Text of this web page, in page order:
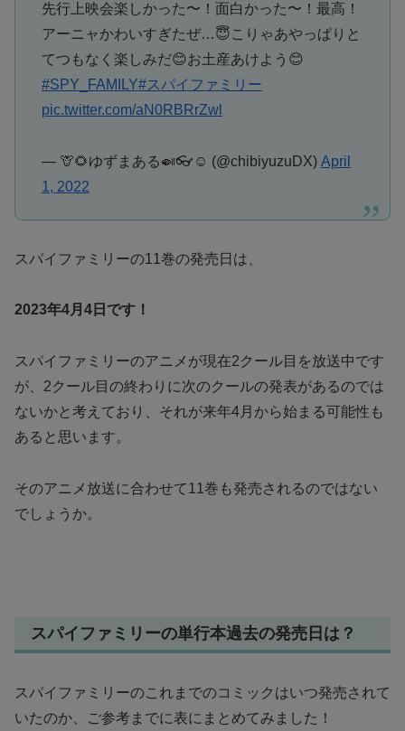
先行上映会楽しかった〜！面白かった〜！最高！
アーニャかわいすぎたぜ…😇こりゃあやっぱりと
てつもなく楽しみだ😊お土産あけよう😊
#SPY_FAMILY#スパイファミリー
pic.twitter.com/aN0RBRrZwl
— 🦒🌻ゆずまある🍛👓☺️ (@chibiyuzuDX) April
1, 2022
スパイファミリーの11巻の発売日は、
2023年4月4日です！
スパイファミリーのアニメが現在2クール目を放送中です
が、2クール目の終わりに次のクールの発表があるのでは
ないかと考えており、それが来年4月から始まる可能性も
あると思います。
そのアニメ放送に合わせて11巻も発売されるのではない
でしょうか。
スパイファミリーの単行本過去の発売日は？
スパイファミリーのこれまでのコミックはいつ発売されて
いたのか、ご参考までに表にまとめてみました！